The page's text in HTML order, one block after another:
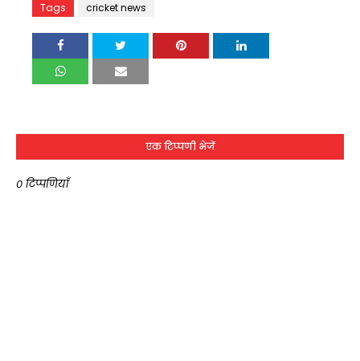
Tags cricket news
एक टिप्पणी भेजें
0 टिप्पणियाँ